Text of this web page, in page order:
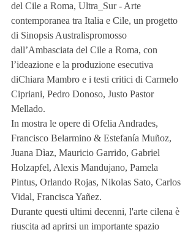
del Cile a Roma, Ultra_Sur - Arte
contemporanea tra Italia e Cile, un progetto
di Sinopsis Australispromosso
dall’Ambasciata del Cile a Roma, con
l’ideazione e la produzione esecutiva
diChiara Mambro e i testi critici di Carmelo
Cipriani, Pedro Donoso, Justo Pastor
Mellado.
In mostra le opere di Ofelia Andrades,
Francisco Belarmino & Estefanía Muñoz,
Juana Dìaz, Mauricio Garrido, Gabriel
Holzapfel, Alexis Mandujano, Pamela
Pintus, Orlando Rojas, Nikolas Sato, Carlos
Vidal, Francisca Yañez.
Durante questi ultimi decenni, l'arte cilena è
riuscita ad aprirsi un importante spazio